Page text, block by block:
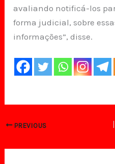
avaliando notificá-los
forma judicial, sobre
informações”, disse.
PREVIOUS